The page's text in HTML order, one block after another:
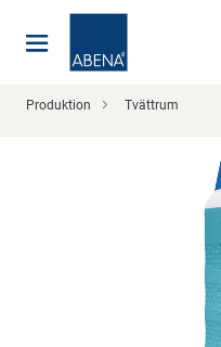
Produktion Tvättrum